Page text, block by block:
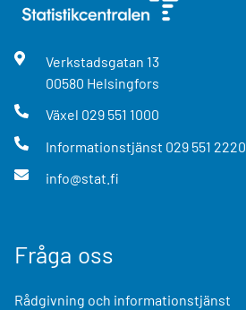
Verkstadsgatan 13
00580 Helsingfors
Växel 029 551 1000
Informationstjänst 029 551 2220
info@stat.fi
Fråga oss
Rådgivning och informationstjänst